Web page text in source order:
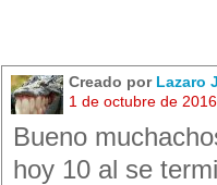
Creado por Lazaro
1 de octubre de
Bueno
hoy 10 al se